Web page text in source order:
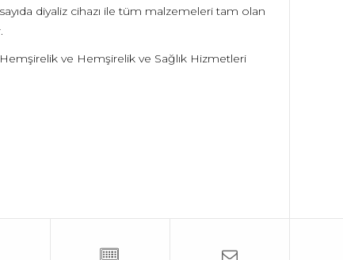
diyaliz cihazı ile tüm malzemeleri tam olan
ve Hemşirelik ve Sağlık Hizmetleri